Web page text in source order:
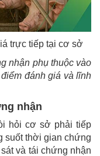
trực tiếp tại cơ sở
nhận phụ thuộc vào
đánh giá và lĩnh
nhận
hỏi cơ sở phải tiếp
suốt thời gian chứng
và tái chứng nhận